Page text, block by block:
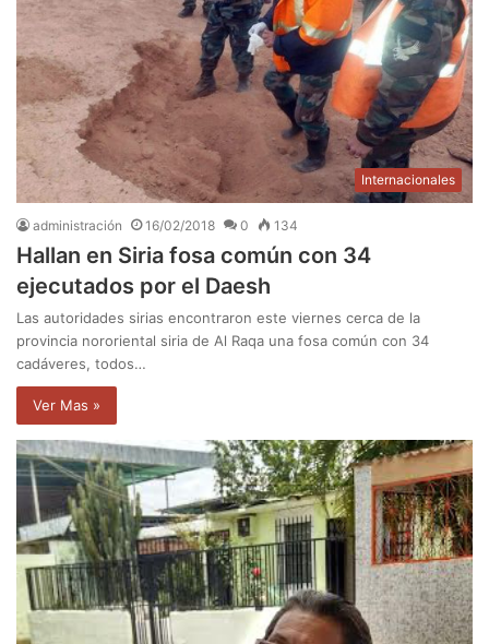
Internacionales
administración 16/02/2018 0 134
Hallan en Siria fosa común con 34
ejecutados por el Daesh
Las autoridades sirias encontraron este viernes cerca de la
provincia nororiental siria de Al Raqa una fosa común con 34
cadáveres, todos…
Ver Mas »